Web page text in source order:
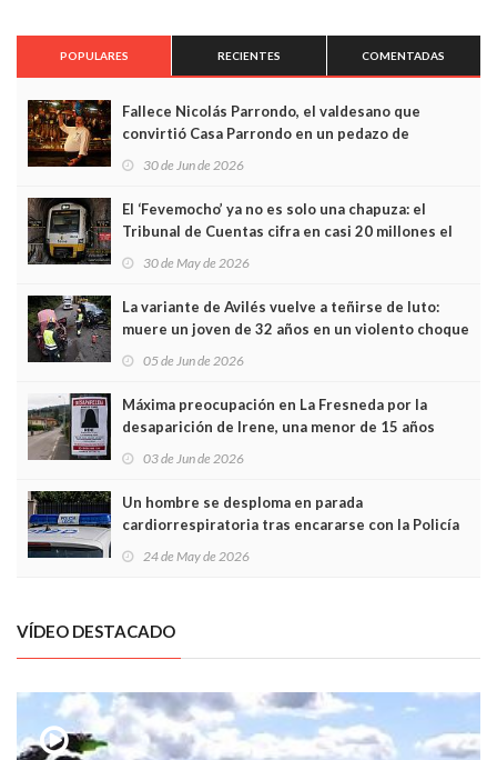
POPULARES RECIENTES COMENTADAS
Fallece Nicolás Parrondo, el valdesano que
convirtió Casa Parrondo en un pedazo de
Asturias en Madrid
30 de Jun de 2026
El ‘Fevemocho’ ya no es solo una chapuza: el
Tribunal de Cuentas cifra en casi 20 millones el
sobrecoste de los trenes que no cabían por los
30 de May de 2026
La variante de Avilés vuelve a teñirse de luto:
muere un joven de 32 años en un violento choque
frontal
05 de Jun de 2026
Máxima preocupación en La Fresneda por la
desaparición de Irene, una menor de 15 años
03 de Jun de 2026
Un hombre se desploma en parada
cardiorrespiratoria tras encararse con la Policía
Local en Luanco
24 de May de 2026
VÍDEO DESTACADO